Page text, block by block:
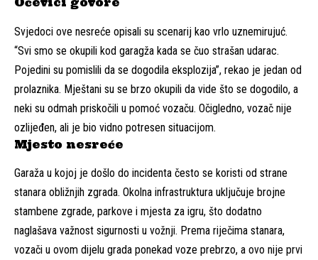
Očevici govore
Svjedoci ove nesreće opisali su scenarij kao vrlo uznemirujuć.
“Svi smo se okupili kod garagža kada se čuo strašan udarac.
Pojedini su pomislili da se dogodila eksplozija”, rekao je jedan od
prolaznika. Mještani su se brzo okupili da vide što se dogodilo, a
neki su odmah priskočili u pomoć vozaču. Očigledno, vozač nije
ozlijeđen, ali je bio vidno potresen situacijom.
Mjesto nesreće
Garaža u kojoj je došlo do incidenta često se koristi od strane
stanara obližnjih zgrada. Okolna infrastruktura uključuje brojne
stambene zgrade, parkove i mjesta za igru, što dodatno
naglašava važnost sigurnosti u vožnji. Prema riječima stanara,
vozači u ovom dijelu grada ponekad voze prebrzo, a ovo nije prvi